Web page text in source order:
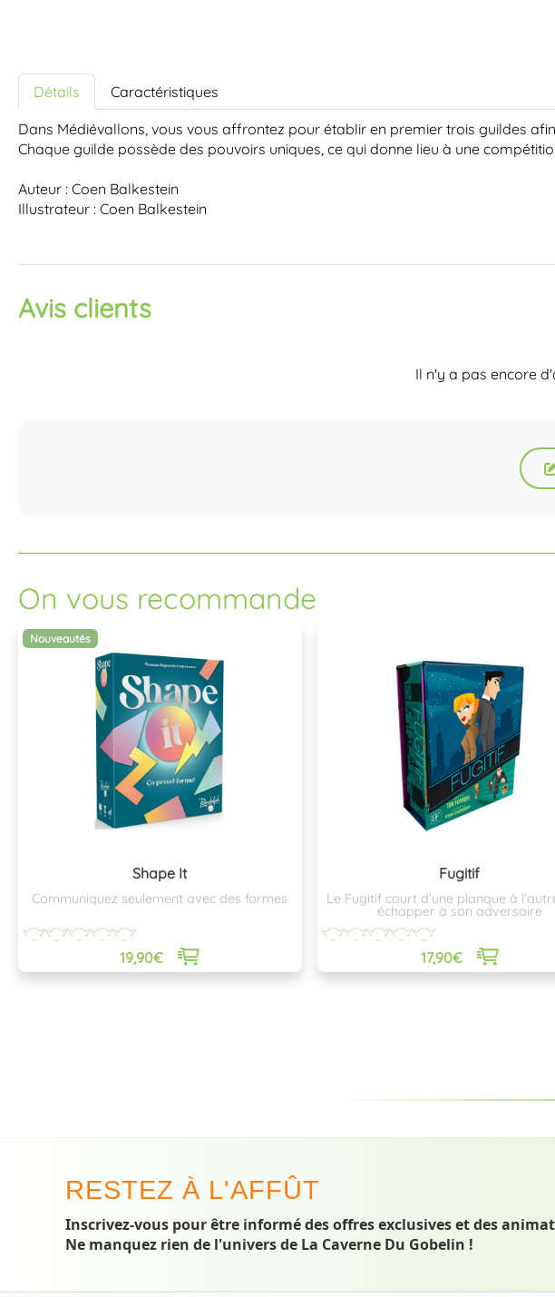
Détails Caractéristiques
Dans Médiévallons, vous vous affrontez pour établir en premier trois guildes
Chaque guilde possède des pouvoirs uniques, ce qui donne lieu à une
Auteur : Coen Balkestein
Illustrateur : Coen Balkestein
Avis clients
Il n'y a pas encore
On vous recommande
Nouveautés
Shape It
Communiquez seulement avec des formes
19,90€
Fugitif
Le Fugitif court d’une planque à
échapper à son adversaire
17,90€
RESTEZ À L'AFFÛT
Inscrivez-vous pour être informé des offres exclusives et des
Ne manquez rien de l'univers de La Caverne Du Gobelin !